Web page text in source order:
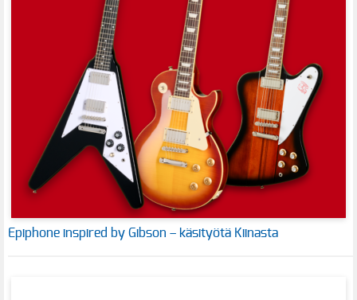
Epiphone inspired by Gibson – käsityötä Kiinasta